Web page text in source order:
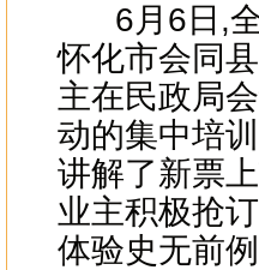
6月6日,全
怀化市会同
主在民政局
动的集中培
讲解了新票
业主积极抢
体验史无前